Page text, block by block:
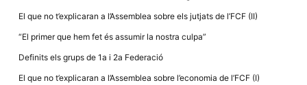
El que no t’explicaran a l’Assemblea sobre els jutjats de l’FCF (II)
“El primer que hem fet és assumir la nostra culpa”
Definits els grups de 1a i 2a Federació
El que no t’explicaran a l’Assemblea sobre l’economia de l’FCF (I)